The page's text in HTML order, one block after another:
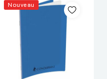
Nouveau